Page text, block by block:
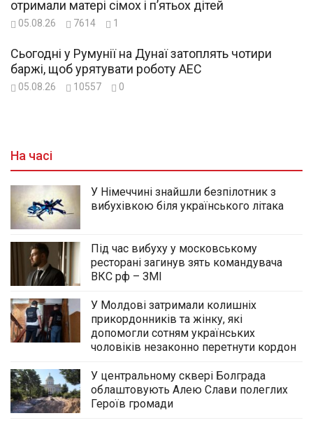
отримали матері сімох і п’ятьох дітей
05.08.26 7614 1
Сьогодні у Румунії на Дунаї затоплять чотири
баржі, щоб урятувати роботу АЕС
05.08.26 10557 0
На часі
У Німеччині знайшли безпілотник з
вибухівкою біля українського літака
Під час вибуху у московському
ресторані загинув зять командувача
ВКС рф – ЗМІ
У Молдові затримали колишніх
прикордонників та жінку, які
допомогли сотням українських
чоловіків незаконно перетнути кордон
У центральному сквері Болграда
облаштовують Алею Слави полеглих
Героїв громади